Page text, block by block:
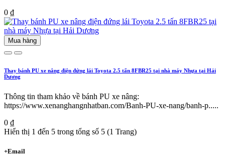
0 ₫
Mua hàng
Thay bánh PU xe nâng điện đứng lái Toyota 2.5 tấn 8FBR25 tại nhà máy Nhựa tại Hải
Dương
Thông tin tham khảo về bánh PU xe nâng:
https://www.xenanghangnhatban.com/Banh-PU-xe-nang/banh-p.....
0 ₫
Hiển thị 1 đến 5 trong tổng số 5 (1 Trang)
+Email